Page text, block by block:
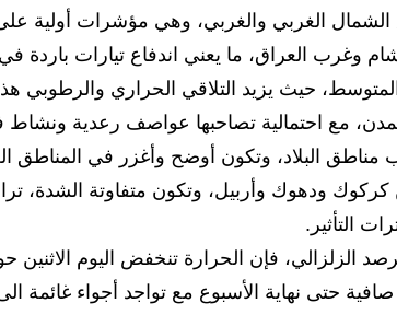
الغربي والغربي، وهي مؤشرات أولية على
وغرب العراق، ما يعني اندفاع تيارات باردة
المتوسط، حيث يزيد التلاقي الحراري
مع احتمالية تصاحبها عواصف رعدية ونشاط
مناطق البلاد، وتكون أوضح وأغزر في المناطق
كركوك ودهوك وأربيل، وتكون متفاوتة الشدة،
التأثير.
الزلزالي، فإن الحرارة تنخفض اليوم الاثنين
حتى نهاية الأسبوع مع تواجد أجواء غائمة